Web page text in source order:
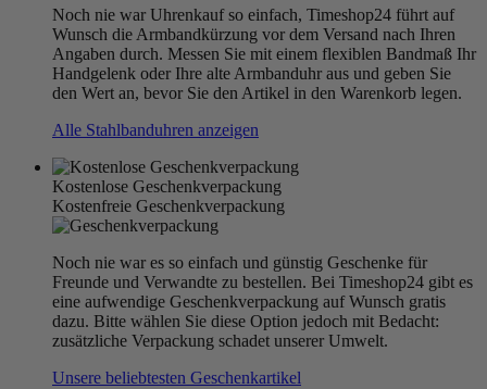
Noch nie war Uhrenkauf so einfach, Timeshop24 führt auf
Wunsch die Armbandkürzung vor dem Versand nach Ihren
Angaben durch. Messen Sie mit einem flexiblen Bandmaß Ihr
Handgelenk oder Ihre alte Armbanduhr aus und geben Sie
den Wert an, bevor Sie den Artikel in den Warenkorb legen.
Alle Stahlbanduhren anzeigen
Kostenlose Geschenkverpackung
Kostenfreie Geschenkverpackung
Noch nie war es so einfach und günstig Geschenke für
Freunde und Verwandte zu bestellen. Bei Timeshop24 gibt es
eine aufwendige Geschenkverpackung auf Wunsch gratis
dazu. Bitte wählen Sie diese Option jedoch mit Bedacht:
zusätzliche Verpackung schadet unserer Umwelt.
Unsere beliebtesten Geschenkartikel